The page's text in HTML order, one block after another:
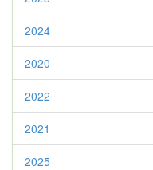
2024
2020
2022
2021
2025